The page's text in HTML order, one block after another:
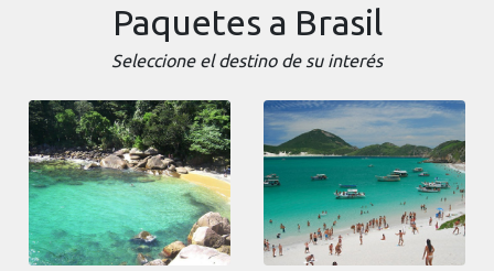
Paquetes a Brasil
Seleccione el destino de su interés